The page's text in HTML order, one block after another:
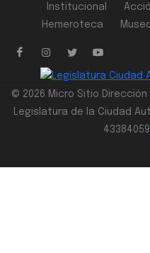
Institucional
Hemeroteca
© 2026 Micro Sitio
Legislatura de la Ciudad
43384059